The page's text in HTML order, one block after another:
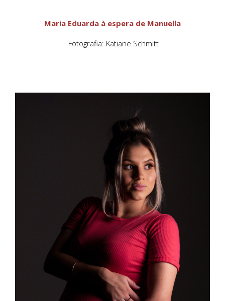
Maria Eduarda à espera de Manuella
Fotografia: Katiane Schmitt